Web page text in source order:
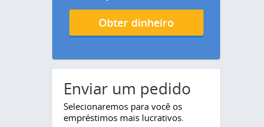
Obter dinheiro
Enviar um pedido
Selecionaremos para você os
empréstimos mais lucrativos.